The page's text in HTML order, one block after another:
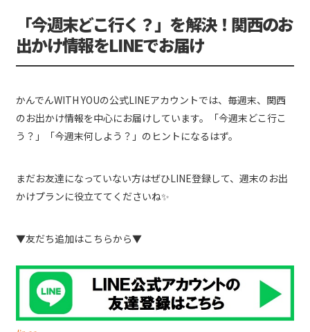
「今週末どこ行く？」を解決！関西のお
出かけ情報をLINEでお届け
かんでんWITH YOUの公式LINEアカウントでは、毎週末、関西
のお出かけ情報を中心にお届けしています。「今週末どこ行こ
う？」「今週末何しよう？」のヒントになるはず。
まだお友達になっていない方はぜひLINE登録して、週末のお出
かけプランに役立ててくださいね✨
▼友だち追加はこちらから▼